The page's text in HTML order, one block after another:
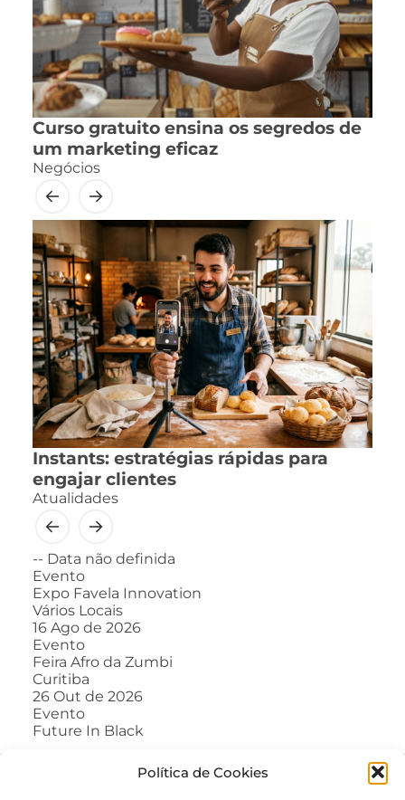
Política de Cookies
Curso gratuito ensina os segredos de
um marketing eficaz
Negócios
Instants: estratégias rápidas para
engajar clientes
Atualidades
-- Data não definida
Evento
Expo Favela Innovation
Vários Locais
16 Ago de 2026
Evento
Feira Afro da Zumbi
Curitiba
26 Out de 2026
Evento
Future In Black